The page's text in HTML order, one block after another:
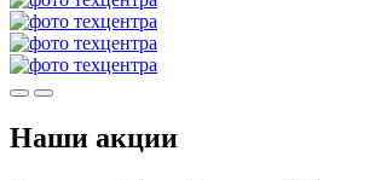
Наши акции